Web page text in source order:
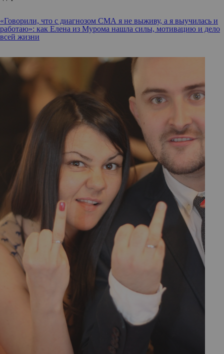
«Говорили, что с диагнозом СМА я не выживу, а я выучилась и
работаю»: как Елена из Мурома нашла силы, мотивацию и дело
всей жизни